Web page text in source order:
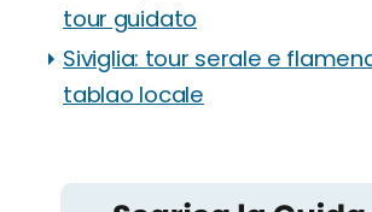
tour guidato
Siviglia: tour serale e
tablao locale